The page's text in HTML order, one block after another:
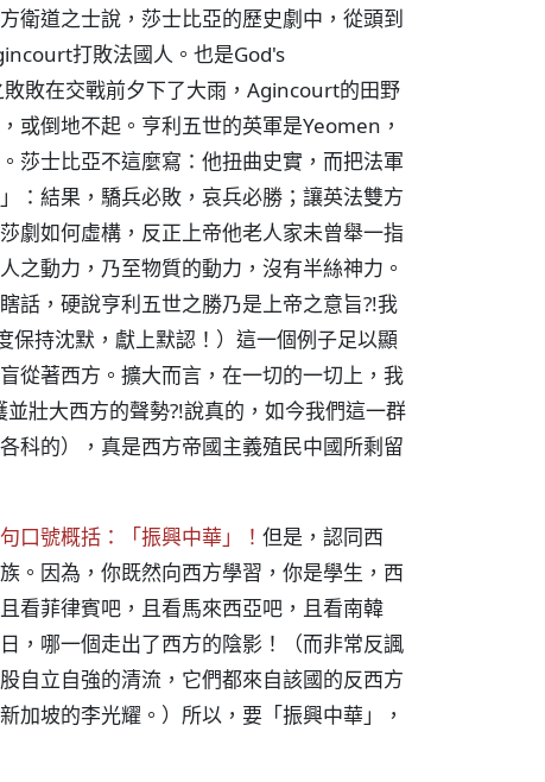
衛道之士說，莎士比亞的歷史劇中，從頭到
打敗法國人。也是God's
敗在交戰前夕下了大雨，Agincourt的田野
或倒地不起。亨利五世的英軍是Yeomen，
莎士比亞不這麼寫：他扭曲史實，而把法軍
：結果，驕兵必敗，哀兵必勝；讓英法雙方
劇如何虛構，反正上帝他老人家未曾舉一指
之動力，乃至物質的動力，沒有半絲神力。
話，硬說亨利五世之勝乃是上帝之意旨?!我
保持沈默，獻上默認！）這一個例子足以顯
從著西方。擴大而言，在一切的一切上，我
壯大西方的聲勢?!說真的，如今我們這一群
科的），真是西方帝國主義殖民中國所剩留
口號概括：「振興中華」！ 但是，認同西
。因為，你既然向西方學習，你是學生，西
看菲律賓吧，且看馬來西亞吧，且看南韓
，哪一個走出了西方的陰影！（而非常反諷
自立自強的清流，它們都來自該國的反西方
加坡的李光耀。）所以，要「振興中華」，